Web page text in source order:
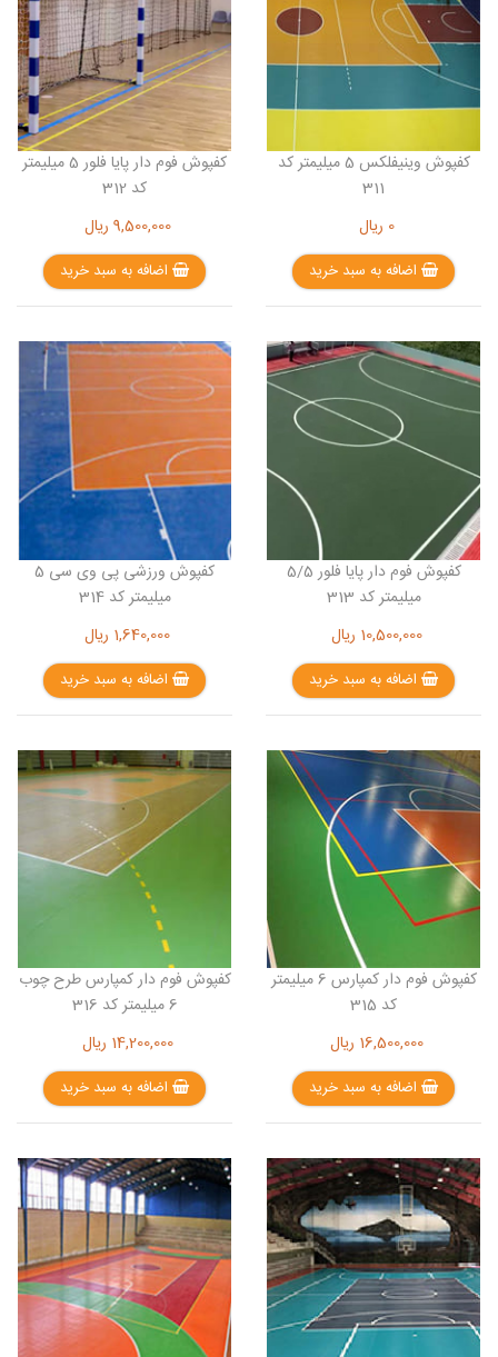
کفپوش وینیفلکس 5 میلیمتر کد
311
0 ریال
اضافه به سبد خرید
کفپوش فوم دار پایا فلور 5 میلیمتر
کد 312
9,500,000 ریال
اضافه به سبد خرید
کفپوش فوم دار پایا فلور 5/5
میلیمتر کد 313
10,500,000 ریال
اضافه به سبد خرید
کفپوش ورزشی پی وی سی 5
میلیمتر کد 314
1,640,000 ریال
اضافه به سبد خرید
کفپوش فوم دار کمپارس 6 میلیمتر
کد 315
16,500,000 ریال
اضافه به سبد خرید
کفپوش فوم دار کمپارس طرح چوب
6 میلیمتر کد 316
14,200,000 ریال
اضافه به سبد خرید